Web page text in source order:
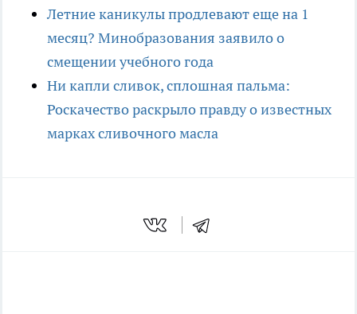
Летние каникулы продлевают еще на 1
месяц? Минобразования заявило о
смещении учебного года
Ни капли сливок, сплошная пальма:
Роскачество раскрыло правду о известных
марках сливочного масла